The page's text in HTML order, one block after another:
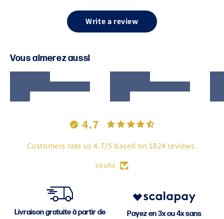
Write a review
Vous aimerez aussi
4.7
Customers rate us 4.7/5 based on 1824 reviews.
Vérifié
Livraison gratuite à partir de
Payez en 3x ou 4x sans